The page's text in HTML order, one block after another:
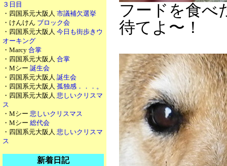
３日目
・四国系元大阪人 市議補欠選挙
・けんけん ブロック会
・四国系元大阪人 今日も街歩きウ
オーキング
・Marcy 合掌
・四国系元大阪人 合掌
・Mシー 誕生会
・四国系元大阪人 誕生会
・四国系元大阪人 孤独感．．．。
・四国系元大阪人 悲しいクリスマ
ス
・Mシー 悲しいクリスマス
・Mシー 総代会
・四国系元大阪人 悲しいクリスマ
ス
新着日記
フードを食べ
待てよ〜！